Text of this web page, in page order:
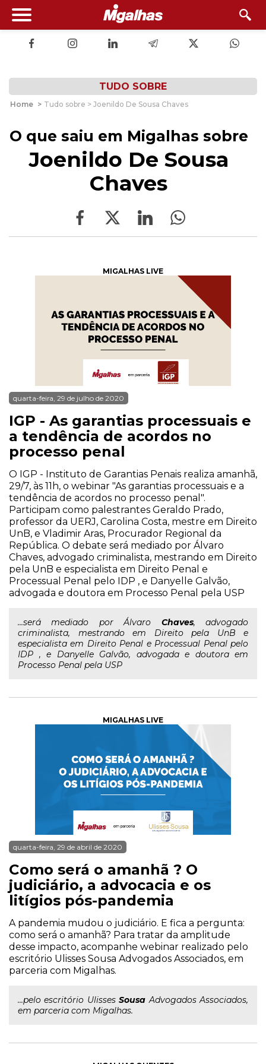
TUDO SOBRE
Home > Tudo sobre > Joenildo De Sousa Chaves
O que saiu em Migalhas sobre
Joenildo De Sousa
Chaves
MIGALHAS LIVE
quarta-feira, 29 de julho de 2020
IGP - As garantias processuais e
a tendência de acordos no
processo penal
O IGP - Instituto de Garantias Penais realiza amanhã,
29/7, às 11h, o webinar "As garantias processuais e a
tendência de acordos no processo penal".
Participam como palestrantes Geraldo Prado,
professor da UERJ, Carolina Costa, mestre em Direito
UnB, e Vladimir Aras, Procurador Regional da
República. O debate será mediado por Álvaro
Chaves, advogado criminalista, mestrando em Direito
pela UnB e especialista em Direito Penal e
Processual Penal pelo IDP , e Danyelle Galvão,
advogada e doutora em Processo Penal pela USP
...será mediado por Álvaro Chaves, advogado
criminalista, mestrando em Direito pela UnB e
especialista em Direito Penal e Processual Penal pelo
IDP , e Danyelle Galvão, advogada e doutora em
Processo Penal pela USP
MIGALHAS LIVE
quarta-feira, 29 de abril de 2020
Como será o amanhã ? O
judiciário, a advocacia e os
litígios pós-pandemia
A pandemia mudou o judiciário. E fica a pergunta:
como será o amanhã? Para tratar da amplitude
desse impacto, acompanhe webinar realizado pelo
escritório Ulisses Sousa Advogados Associados, em
parceria com Migalhas.
...pelo escritório UlissesSousa Advogados Associados,
em parceria com Migalhas.